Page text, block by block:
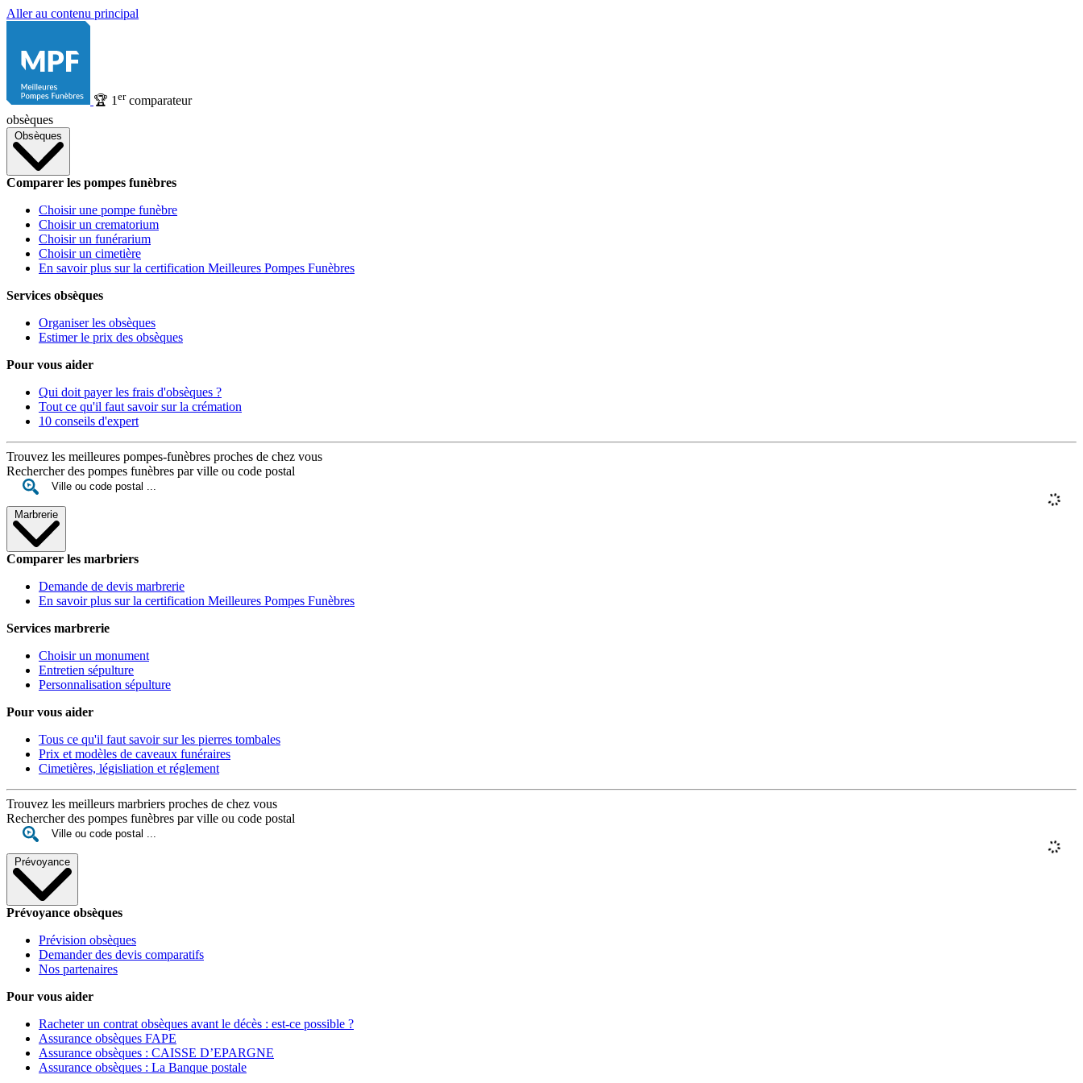
Aller au contenu principal
🏆 1 ercomparateur
obsèques
Obsèques
Comparer les pompes funèbres
Choisir une pompe funèbre
Choisir un crematorium
Choisir un funérarium
Choisir un cimetière
En savoir plus sur la certification Meilleures Pompes Funèbres
Services obsèques
Organiser les obsèques
Estimer le prix des obsèques
Pour vous aider
Qui doit payer les frais d'obsèques ?
Tout ce qu'il faut savoir sur la crémation
10 conseils d'expert
Trouvez les meilleures pompes-funèbres proches de chez vous
Rechercher des pompes funèbres par ville ou code postal
Marbrerie
Comparer les marbriers
Demande de devis marbrerie
En savoir plus sur la certification Meilleures Pompes Funèbres
Services marbrerie
Choisir un monument
Entretien sépulture
Personnalisation sépulture
Pour vous aider
Tous ce qu'il faut savoir sur les pierres tombales
Prix et modèles de caveaux funéraires
Cimetières, législiation et réglement
Trouvez les meilleurs marbriers proches de chez vous
Rechercher des pompes funèbres par ville ou code postal
Prévoyance
Prévoyance obsèques
Prévision obsèques
Demander des devis comparatifs
Nos partenaires
Pour vous aider
Racheter un contrat obsèques avant le décès : est-ce possible ?
Assurance obsèques FAPE
Assurance obsèques : CAISSE D’EPARGNE
Assurance obsèques : La Banque postale